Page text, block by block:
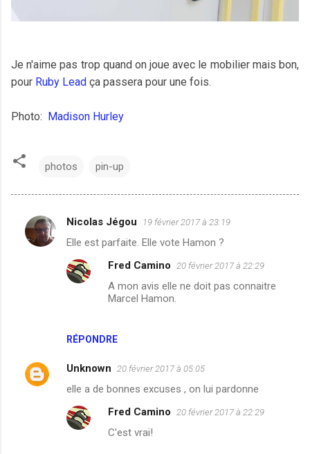
Je n'aime pas trop quand on joue avec le mobilier mais bon,
pour Ruby Lead ça passera pour une fois.
Photo: Madison Hurley
photos pin-up
C
o
a
i
Nicolas Jégou 19 février 2017 à 23:19
Elle est parfaite. Elle vote Hamon ?
RÉPONDRE
Fred Camino 20 février 2017 à 22:29
A mon avis elle ne doit pas connaitre
Marcel Hamon.
Unknown 20 février 2017 à 05:05
elle a de bonnes excuses , on lui pardonne
Fred Camino 20 février 2017 à 22:29
C'est vrai!